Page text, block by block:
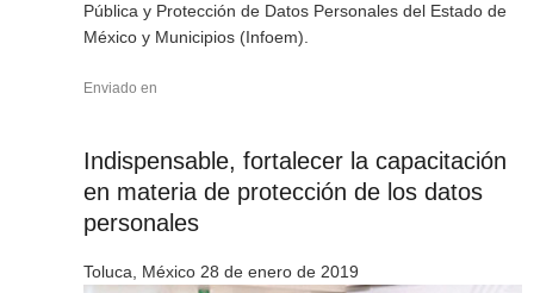
Pública y Protección de Datos Personales del Estado de
México y Municipios (Infoem).
Enviado en
Indispensable, fortalecer la capacitación
en materia de protección de los datos
personales
Toluca, México 28 de enero de 2019